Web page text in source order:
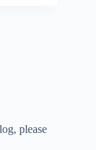
please